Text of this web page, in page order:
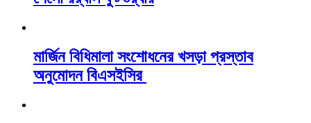
মার্জিন বিধিমালা সংশোধনের খসড়া প্রস্তাব
অনুমোদন বিএসইসির